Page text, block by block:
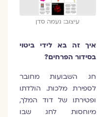
עיצוב: נעמה סדן
איך זה בא לידי ביטוי
בסידור הפרחים?
חג השבועות מחובר
לספירת מלכות. הולדתו
ופטירתו של דוד המלך,
מיוחסות לחג שבו